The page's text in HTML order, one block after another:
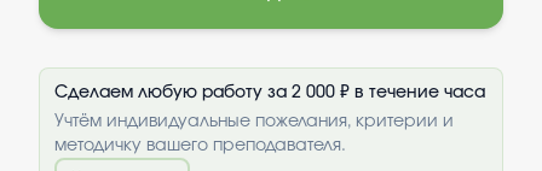
Сделаем любую работу за 2 000 ₽ в течение часа
Учтём индивидуальные пожелания, критерии и
методичку вашего преподавателя.